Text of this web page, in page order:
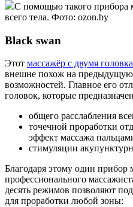
С помощью такого прибора
всего тела. Фото: ozon.by
Black swan
Этот массажёр с двумя
внешне похож на
возможностей. Главное его
головок, которые
общего расслабления
точечной проработки
эффект массажа
стимуляции
Благодаря этому один прибор
профессионального
десять режимов позволяют
для проработки любой зоны: